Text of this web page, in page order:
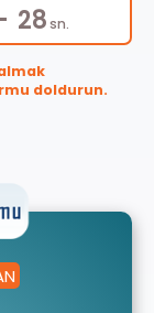
28sn.
doldurun.